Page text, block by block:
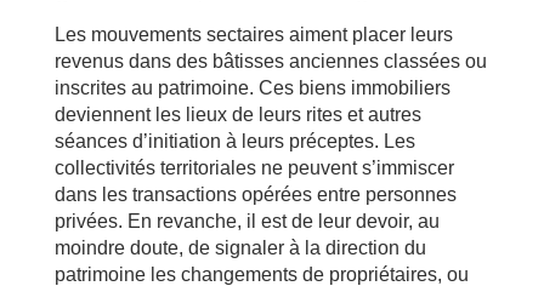
Les mouvements sectaires aiment placer leurs
revenus dans des bâtisses anciennes classées ou
inscrites au patrimoine. Ces biens immobiliers
deviennent les lieux de leurs rites et autres
séances d’initiation à leurs préceptes. Les
collectivités territoriales ne peuvent s’immiscer
dans les transactions opérées entre personnes
privées. En revanche, il est de leur devoir, au
moindre doute, de signaler à la direction du
patrimoine les changements de propriétaires, ou